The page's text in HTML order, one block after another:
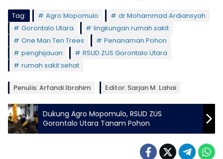
Tag: Agro Mopomulo
dr Mohammad Ardiansyah
Gorontalo Utara
lingkungan rumah sakit
One Man Ten Trees
Penanaman Pohon
penghijauan
RSUD ZUS Gorontalo Utara
rumah sakit sehat
Penulis: Arfandi Ibrahim Editor: Sarjan M. Lahai
Dukung Agro Mopomulo, RSUD ZUS
Gorontalo Utara Tanam Pohon